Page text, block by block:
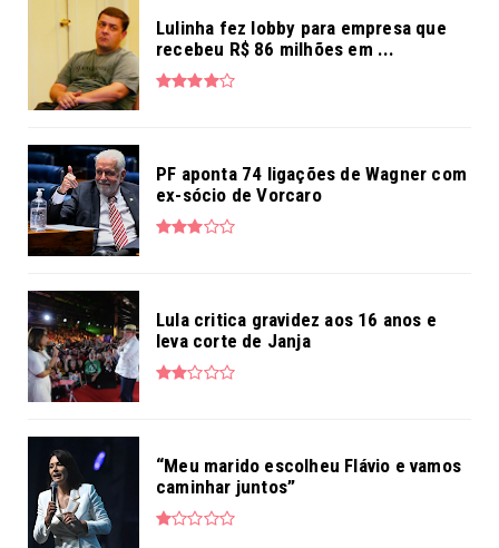
Lulinha fez lobby para empresa que
recebeu R$ 86 milhões em ...
PF aponta 74 ligações de Wagner com
ex-sócio de Vorcaro
Lula critica gravidez aos 16 anos e
leva corte de Janja
“Meu marido escolheu Flávio e vamos
caminhar juntos”